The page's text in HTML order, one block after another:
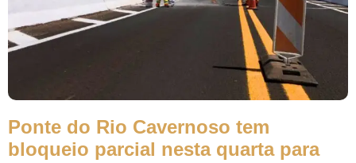
Ponte do Rio Cavernoso tem
bloqueio parcial nesta quarta para